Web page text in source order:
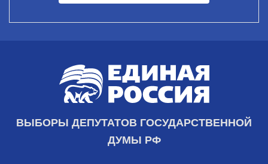
ВЫБОРЫ ДЕПУТАТОВ ГОСУДАРСТВЕННОЙ
ДУМЫ РФ